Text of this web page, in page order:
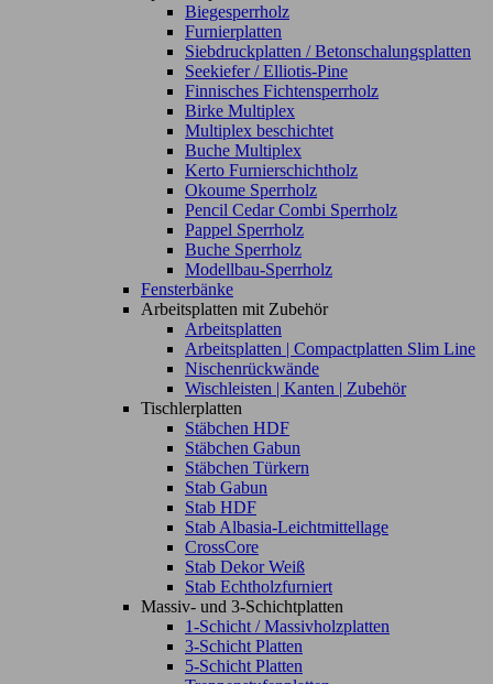
Biegesperrholz
Furnierplatten
Siebdruckplatten / Betonschalungsplatten
Seekiefer / Elliotis-Pine
Finnisches Fichtensperrholz
Birke Multiplex
Multiplex beschichtet
Buche Multiplex
Kerto Furnierschichtholz
Okoume Sperrholz
Pencil Cedar Combi Sperrholz
Pappel Sperrholz
Buche Sperrholz
Modellbau-Sperrholz
Fensterbänke
Arbeitsplatten mit Zubehör
Arbeitsplatten
Arbeitsplatten | Compactplatten Slim Line
Nischenrückwände
Wischleisten | Kanten | Zubehör
Tischlerplatten
Stäbchen HDF
Stäbchen Gabun
Stäbchen Türkern
Stab Gabun
Stab HDF
Stab Albasia-Leichtmittellage
CrossCore
Stab Dekor Weiß
Stab Echtholzfurniert
Massiv- und 3-Schichtplatten
1-Schicht / Massivholzplatten
3-Schicht Platten
5-Schicht Platten